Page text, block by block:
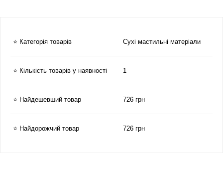
⭐ Категорія товарів Сухі мастильні матеріали
⭐ Кількість товарів у наявності 1
⭐ Найдешевший товар 726 грн
⭐ Найдорожчий товар 726 грн